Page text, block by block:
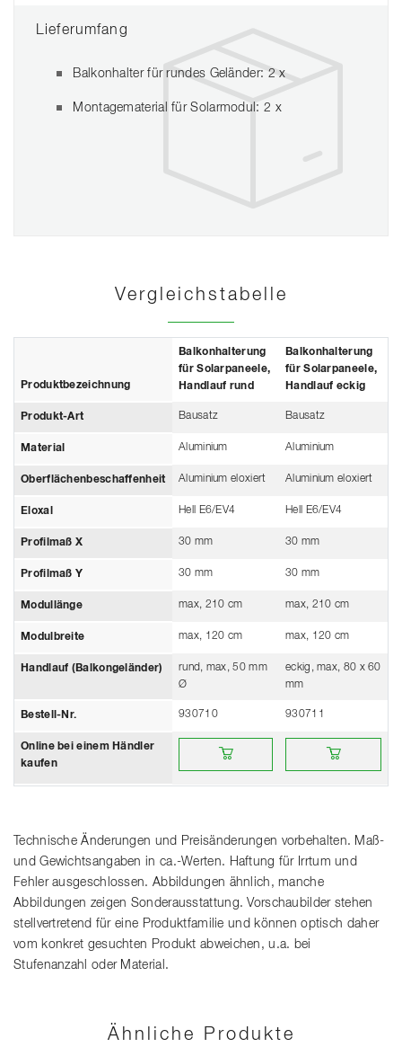
Lieferumfang
Balkonhalter für rundes Geländer: 2 x
Montagematerial für Solarmodul: 2 x
Vergleichstabelle
Produktbezeichnung
Balkonhalterung
für Solarpaneele,
Handlauf rund
Balkonhalterung
für Solarpaneele,
Handlauf eckig
Produkt-Art Bausatz Bausatz
Material Aluminium Aluminium
Oberflächenbeschaffenheit Aluminium eloxiert Aluminium eloxiert
Eloxal Hell E6/EV4 Hell E6/EV4
Profilmaß X 30 mm 30 mm
Profilmaß Y 30 mm 30 mm
Modullänge max, 210 cm max, 210 cm
Modulbreite max, 120 cm max, 120 cm
Handlauf (Balkongeländer)
rund, max, 50 mm
Ø
eckig, max, 80 x 60
mm
Bestell-Nr. 930710 930711
Online bei einem Händler
kaufen
Online bei einem Händler kaufen
Online bei einem
Technische Änderungen und Preisänderungen vorbehalten. Maß-
und Gewichtsangaben in ca.-Werten. Haftung für Irrtum und
Fehler ausgeschlossen. Abbildungen ähnlich, manche
Abbildungen zeigen Sonderausstattung. Vorschaubilder stehen
stellvertretend für eine Produktfamilie und können optisch daher
vom konkret gesuchten Produkt abweichen, u.a. bei
Stufenanzahl oder Material.
Ähnliche Produkte